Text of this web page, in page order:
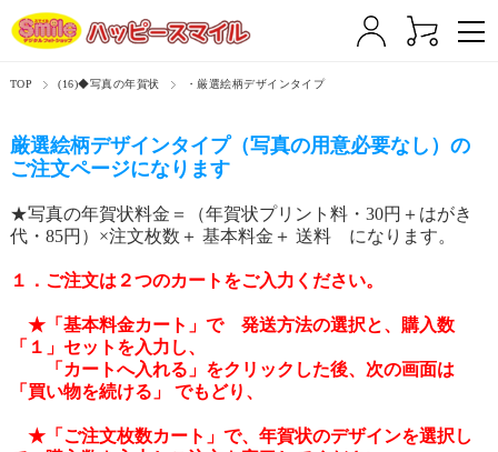
TOP (16)◆写真の年賀状 ・厳選絵柄デザインタイプ
厳選絵柄デザインタイプ（写真の用意必要なし）の
ご注文ページになります
★写真の年賀状料金＝（年賀状プリント料・30円＋はがき
代・85円）×注文枚数＋ 基本料金＋ 送料 になります。
１．ご注文は２つのカートをご入力ください。
★「基本料金カート」で 発送方法の選択と、購入数
「１」セットを入力し、
「カートへ入れる」をクリックした後、次の画面は
「買い物を続ける」 でもどり、
★「ご注文枚数カート」で、年賀状のデザインを選択し